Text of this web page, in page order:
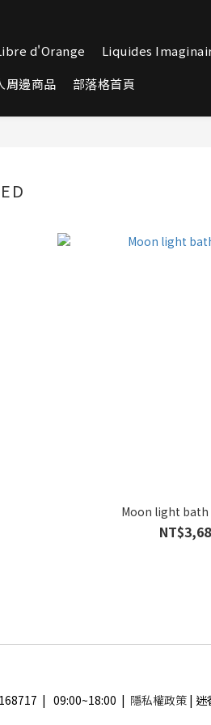
d'Orange Liquides
周邊商品 部落格首頁
Moon light bath
| 09:00~18:00 | 隱私權政策| 迷